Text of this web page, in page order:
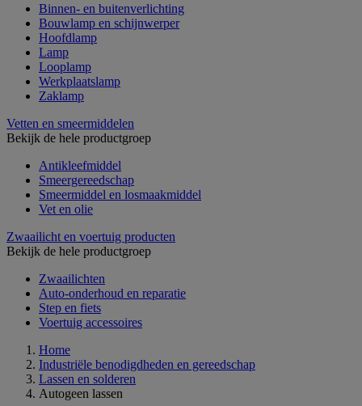
Binnen- en buitenverlichting
Bouwlamp en schijnwerper
Hoofdlamp
Lamp
Looplamp
Werkplaatslamp
Zaklamp
Vetten en smeermiddelen
Bekijk de hele productgroep
Antikleefmiddel
Smeergereedschap
Smeermiddel en losmaakmiddel
Vet en olie
Zwaailicht en voertuig producten
Bekijk de hele productgroep
Zwaailichten
Auto-onderhoud en reparatie
Step en fiets
Voertuig accessoires
Home
Industriële benodigdheden en gereedschap
Lassen en solderen
Autogeen lassen